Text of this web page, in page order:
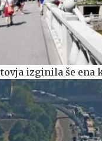
izginila še ena